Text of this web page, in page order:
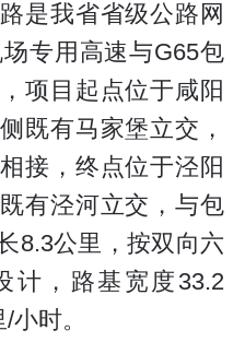
是我省省级公路网
专用高速与G65包
项目起点位于咸阳
既有马家堡立交，
接，终点位于泾阳
有泾河立交，与包
8.3公里，按双向六
计，路基宽度33.2
时。